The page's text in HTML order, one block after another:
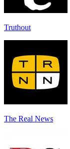
Truthout
The Real News